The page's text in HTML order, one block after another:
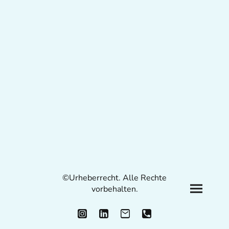
©Urheberrecht. Alle Rechte
vorbehalten.